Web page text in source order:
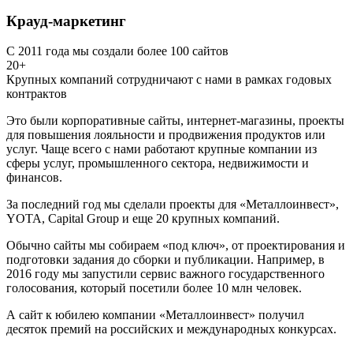
Крауд-маркетинг
С 2011 года мы создали более 100 сайтов
20+
Крупных компаний сотрудничают с нами в рамках годовых
контрактов
Это были корпоративные сайты, интернет-магазины, проекты
для повышения лояльности и продвижения продуктов или
услуг. Чаще всего с нами работают крупные компании из
сферы услуг, промышленного сектора, недвижимости и
финансов.
За последний год мы сделали проекты для «Металлоинвест»,
YOTA, Capital Group и еще 20 крупных компаний.
Обычно сайты мы собираем «под ключ», от проектирования и
подготовки задания до сборки и публикации. Например, в
2016 году мы запустили сервис важного государственного
голосования, который посетили более 10 млн человек.
А сайт к юбилею компании «Металлоинвест» получил
десяток премий на российских и международных конкурсах.